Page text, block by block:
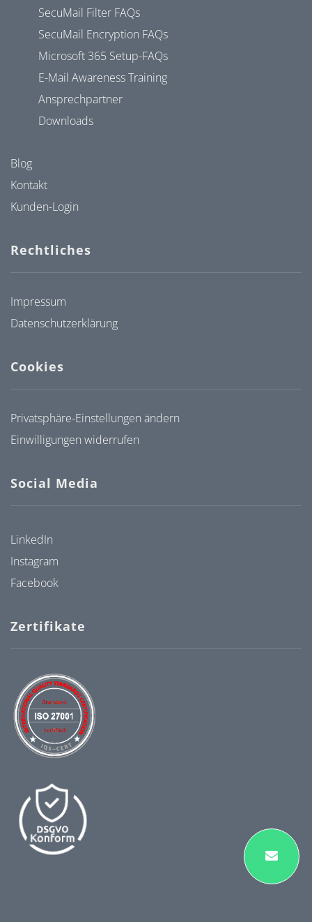
SecuMail Filter FAQs
SecuMail Encryption FAQs
Microsoft 365 Setup-FAQs
E-Mail Awareness Training
Ansprechpartner
Downloads
Blog
Kontakt
Kunden-Login
Rechtliches
Impressum
Datenschutzerklärung
Cookies
Privatsphäre-Einstellungen ändern
Einwilligungen widerrufen
Social Media
LinkedIn
Instagram
Facebook
Zertifikate